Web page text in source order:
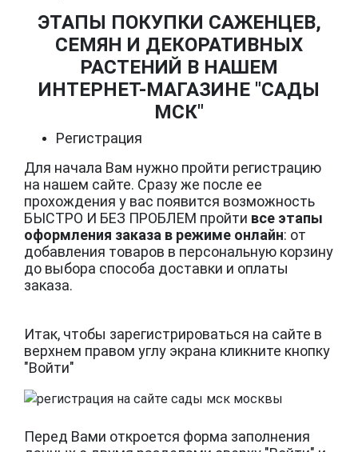
ЭТАПЫ ПОКУПКИ САЖЕНЦЕВ,
СЕМЯН И ДЕКОРАТИВНЫХ
РАСТЕНИЙ В НАШЕМ
ИНТЕРНЕТ-МАГАЗИНЕ "САДЫ
МСК"
Регистрация
Для начала Вам нужно пройти регистрацию
на нашем сайте. Сразу же после ее
прохождения у вас появится возможность
БЫСТРО И БЕЗ ПРОБЛЕМ пройти все этапы
оформления заказа в режиме онлайн: от
добавления товаров в персональную корзину
до выбора способа доставки и оплаты
заказа.
Итак, чтобы зарегистрироваться на сайте в
верхнем правом углу экрана кликните кнопку
"Войти"
Перед Вами откроется форма заполнения